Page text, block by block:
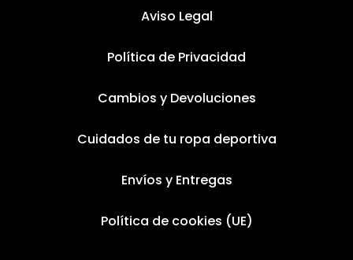
Aviso Legal
Política de Privacidad
Cambios y Devoluciones
Cuidados de tu ropa deportiva
Envíos y Entregas
Política de cookies (UE)